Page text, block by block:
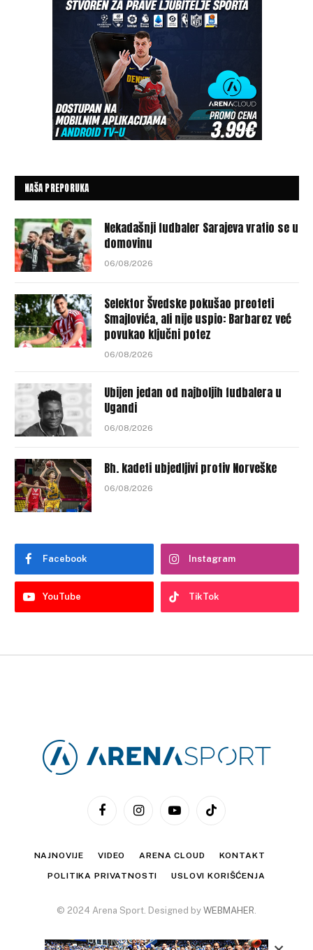
NAŠA PREPORUKA
Nekadašnji fudbaler Sarajeva vratio se u
domovinu
06/08/2026
Selektor Švedske pokušao preoteti
Smajlovića, ali nije uspio: Barbarez već
povukao ključni potez
06/08/2026
Ubijen jedan od najboljih fudbalera u
Ugandi
06/08/2026
Bh. kadeti ubjedljivi protiv Norveške
06/08/2026
Facebook Instagram
YouTube TikTok
FacebookInstagramYouTubeTikTok
NAJNOVIJE VIDEO ARENA CLOUD KONTAKT
POLITIKA PRIVATNOSTI USLOVI KORIŠĆENJA
© 2024 Arena Sport. Designed by WEBMAHER.